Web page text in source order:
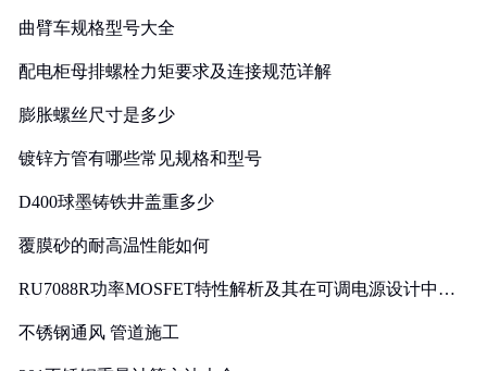
曲臂车规格型号大全
配电柜母排螺栓力矩要求及连接规范详解
膨胀螺丝尺寸是多少
镀锌方管有哪些常见规格和型号
D400球墨铸铁井盖重多少
覆膜砂的耐高温性能如何
RU7088R功率MOSFET特性解析及其在可调电源设计中的
不锈钢通风 管道施工